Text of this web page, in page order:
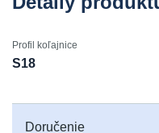
Profil koľajnice
S18
Doručenie